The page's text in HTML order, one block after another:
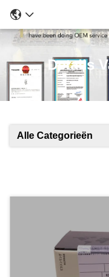
Details
Alle Categorieën